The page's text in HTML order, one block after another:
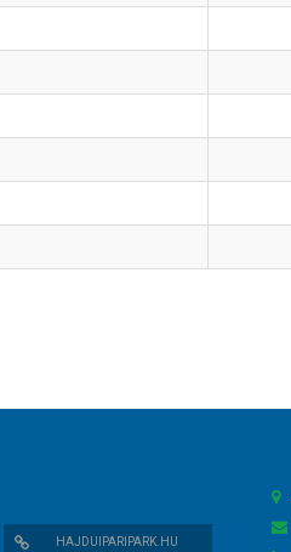
HAJDUIPARIPARK.HU